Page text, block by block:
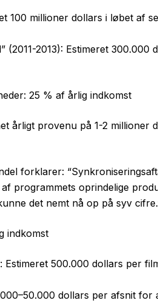
100 millioner dollars i løbet af
(2011-2013): Estimeret 300.000
25 % af årlig indkomst
årligt provenu på 1-2 millioner
forklarer:
programmets oprindelige
det nemt nå op på syv
indkomst
Estimeret 500.000 dollars per
dollars per afsnit for